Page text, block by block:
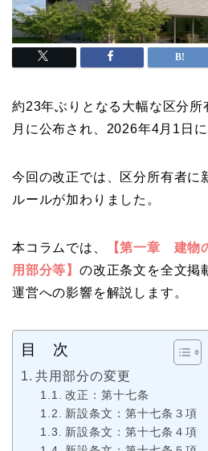
約23年ぶりとなる大幅な区分
月に公布され、2026年4月1日に
今回の改正では、区分所有者に
ルールが加わりました。
本コラムでは、
【第一章 建物
用部分等】 の改正条文を全文掲
運営への影響を解説します。
目 次
共用部分の変更
改正：第十七条
新設条文：第十七条３項
新設条文：第十七条４項